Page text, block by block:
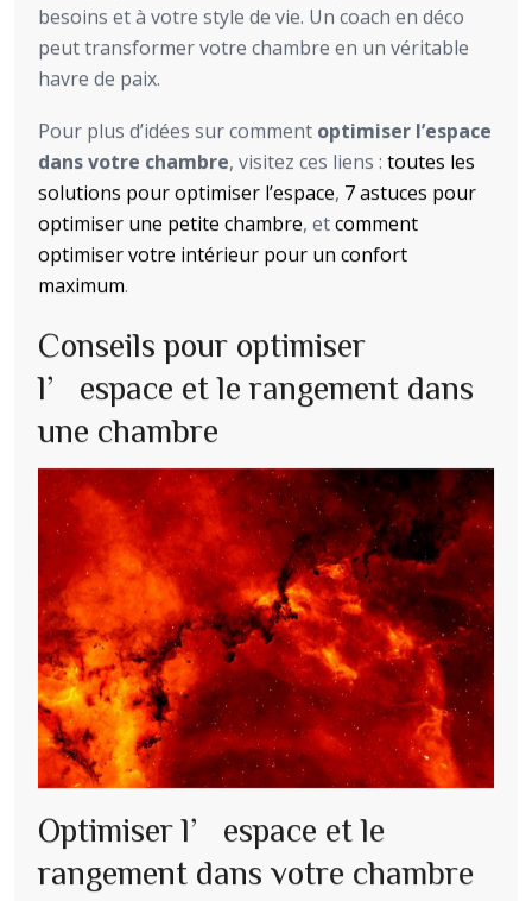
besoins et à votre style de vie. Un coach en déco
peut transformer votre chambre en un véritable
havre de paix.
Pour plus d’idées sur comment optimiser l’espace
dans votre chambre, visitez ces liens : toutes les
solutions pour optimiser l’espace, 7 astuces pour
optimiser une petite chambre, etcomment
optimiser votre intérieur pour un confort
maximum.
Conseils pour optimiser
l’espace et le rangement dans
une chambre
Optimiser l’espace et le
rangement dans votre chambre